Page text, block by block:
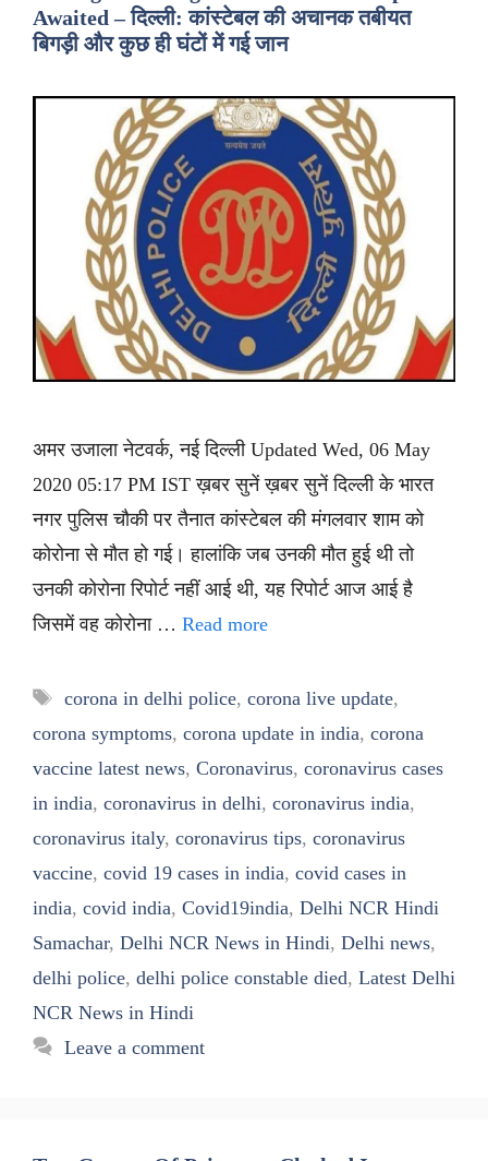
Awaited – दिल्ली: कांस्टेबल की अचानक तबीयत
बिगड़ी और कुछ ही घंटों में गई जान
अमर उजाला नेटवर्क, नई दिल्ली Updated Wed, 06 May
2020 05:17 PM IST ख़बर सुनें ख़बर सुनें दिल्ली के भारत
नगर पुलिस चौकी पर तैनात कांस्टेबल की मंगलवार शाम को
कोरोना से मौत हो गई। हालांकि जब उनकी मौत हुई थी तो
उनकी कोरोना रिपोर्ट नहीं आई थी, यह रिपोर्ट आज आई है
जिसमें वह कोरोना … Read more
Tags
corona in delhi police, corona live update,
corona symptoms, corona update in india, corona
vaccine latest news, Coronavirus, coronavirus cases
in india, coronavirus in delhi, coronavirus india,
coronavirus italy, coronavirus tips, coronavirus
vaccine, covid 19 cases in india, covid cases in
india, covid india, Covid19india, Delhi NCR Hindi
Samachar, Delhi NCR News in Hindi, Delhi news,
delhi police, delhi police constable died, Latest Delhi
NCR News in Hindi
Leave a comment